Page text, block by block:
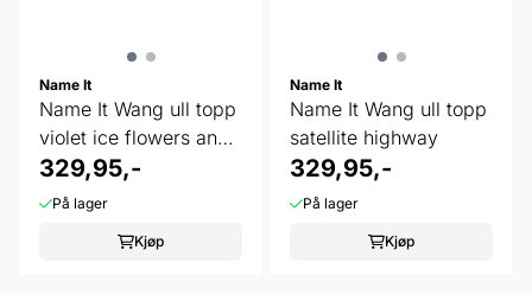
Name It
Name It Wang ull topp
violet ice flowers and
...
329,95,-
På lager
Kjøp
Name It
Name It Wang ull topp
satellite highway
329,95,-
På lager
Kjøp